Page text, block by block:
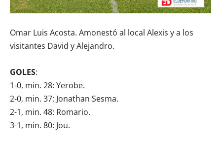
Omar Luis Acosta. Amonestó al local Alexis y a los
visitantes David y Alejandro.
GOLES:
1-0, min. 28: Yerobe.
2-0, min. 37: Jonathan Sesma.
2-1, min. 48: Romario.
3-1, min. 80: Jou.